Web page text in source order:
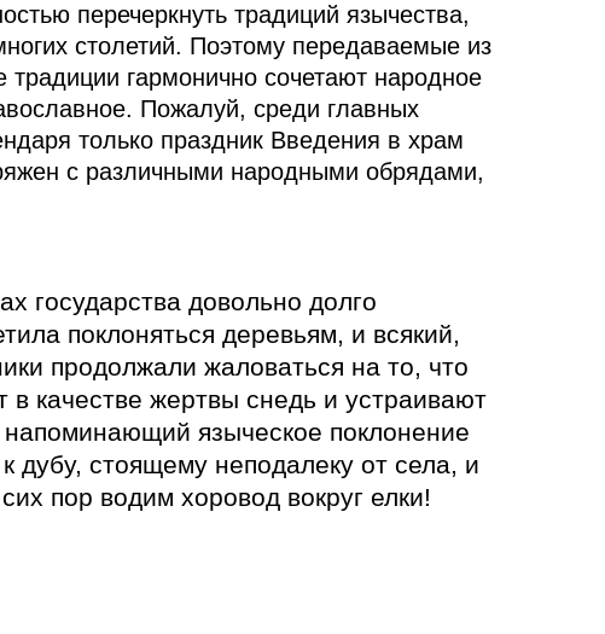
государства довольно долго
поклоняться деревьям, и всякий,
продолжали жаловаться на то, что
в качестве жертвы снедь и устраивают
языческое поклонение
дубу, стоящему неподалеку от села, и
пор водим хоровод вокруг елки!
перечеркнуть традиций язычества,
столетий. Поэтому передаваемые из
традиции гармонично сочетают народное
Пожалуй, среди главных
только праздник Введения в храм
с различными народными обрядами,